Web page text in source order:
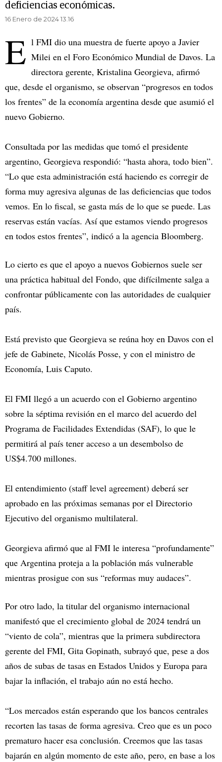
deficiencias económicas.
16 Enero de 2024 13.16
E l FMI dio una muestra de fuerte apoyo a Javier
Milei en el Foro Económico Mundial de Davos. La
directora gerente, Kristalina Georgieva, afirmó
que, desde el organismo, se observan “progresos en todos
los frentes” de la economía argentina desde que asumió el
nuevo Gobierno.
Consultada por las medidas que tomó el presidente
argentino, Georgieva respondió: “hasta ahora, todo bien”.
“Lo que esta administración está haciendo es corregir de
forma muy agresiva algunas de las deficiencias que todos
vemos. En lo fiscal, se gasta más de lo que se puede. Las
reservas están vacías. Así que estamos viendo progresos
en todos estos frentes”, indicó a la agencia Bloomberg.
Lo cierto es que el apoyo a nuevos Gobiernos suele ser
una práctica habitual del Fondo, que difícilmente salga a
confrontar públicamente con las autoridades de cualquier
país.
Está previsto que Georgieva se reúna hoy en Davos con el
jefe de Gabinete, Nicolás Posse, y con el ministro de
Economía, Luis Caputo.
El FMI llegó a un acuerdo con el Gobierno argentino
sobre la séptima revisión en el marco del acuerdo del
Programa de Facilidades Extendidas (SAF), lo que le
permitirá al país tener acceso a un desembolso de
US$4.700 millones.
El entendimiento (staff level agreement) deberá ser
aprobado en las próximas semanas por el Directorio
Ejecutivo del organismo multilateral.
Georgieva afirmó que al FMI le interesa “profundamente”
que Argentina proteja a la población más vulnerable
mientras prosigue con sus “reformas muy audaces”.
Por otro lado, la titular del organismo internacional
manifestó que el crecimiento global de 2024 tendrá un
“viento de cola”, mientras que la primera subdirectora
gerente del FMI, Gita Gopinath, subrayó que, pese a dos
años de subas de tasas en Estados Unidos y Europa para
bajar la inflación, el trabajo aún no está hecho.
“Los mercados están esperando que los bancos centrales
recorten las tasas de forma agresiva. Creo que es un poco
prematuro hacer esa conclusión. Creemos que las tasas
bajarán en algún momento de este año, pero, en base a los